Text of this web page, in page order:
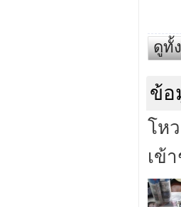
ดูทั้
ข้อ
โห
เข้